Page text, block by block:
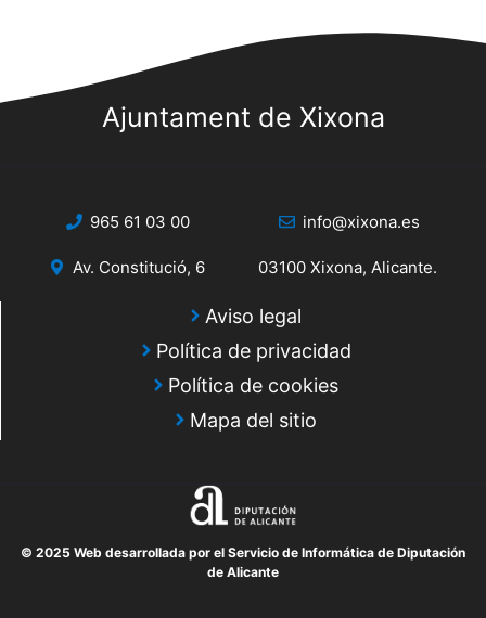
Ajuntament de Xixona
965 61 03 00 info@xixona.es
Av. Constitució, 6 03100 Xixona, Alicante.
Aviso legal
Política de privacidad
Política de cookies
Mapa del sitio
© 2025 Web desarrollada por el Servicio de Informática de Diputación
de Alicante